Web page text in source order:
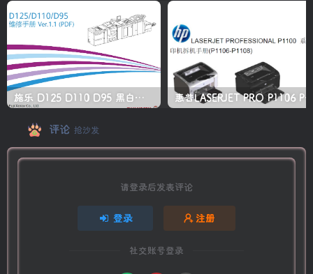
施乐 D125 D110 D95 黑白生产型高速复印机中文维修手册 惠普LASERJET PRO P1106
评论 抢沙发
请登录后发表评论
登录 注册
社交账号登录